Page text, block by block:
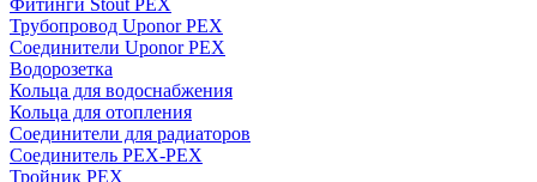
Трубопровод Uponor PEX
Соединители Uponor PEX
Водорозетка
Кольца для водоснабжения
Кольца для отопления
Соединители для радиаторов
Соединитель PEX-PEX
Тройник PEX